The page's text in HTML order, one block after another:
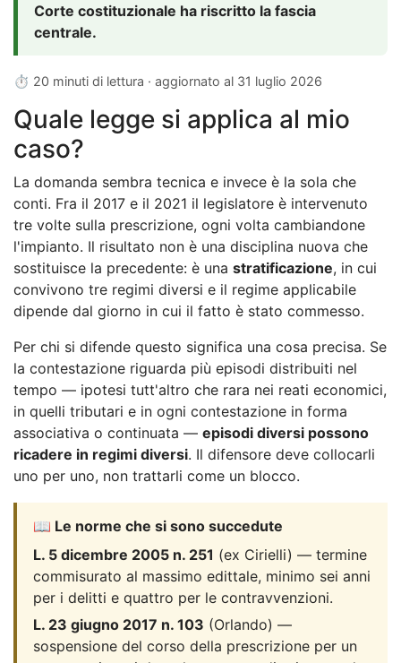
Corte costituzionale ha riscritto la fascia
centrale.
⏱ 20 minuti di lettura · aggiornato al 31 luglio 2026
Quale legge si applica al mio
caso?
La domanda sembra tecnica e invece è la sola che
conti. Fra il 2017 e il 2021 il legislatore è intervenuto
tre volte sulla prescrizione, ogni volta cambiandone
l'impianto. Il risultato non è una disciplina nuova che
sostituisce la precedente: è una stratificazione, in cui
convivono tre regimi diversi e il regime applicabile
dipende dal giorno in cui il fatto è stato commesso.
Per chi si difende questo significa una cosa precisa. Se
la contestazione riguarda più episodi distribuiti nel
tempo — ipotesi tutt'altro che rara nei reati economici,
in quelli tributari e in ogni contestazione in forma
associativa o continuata — episodi diversi possono
ricadere in regimi diversi. Il difensore deve collocarli
uno per uno, non trattarli come un blocco.
📖 Le norme che si sono succedute
L. 5 dicembre 2005 n. 251 (ex Cirielli) — termine
commisurato al massimo edittale, minimo sei anni
per i delitti e quattro per le contravvenzioni.
L. 23 giugno 2017 n. 103 (Orlando) —
sospensione del corso della prescrizione per un